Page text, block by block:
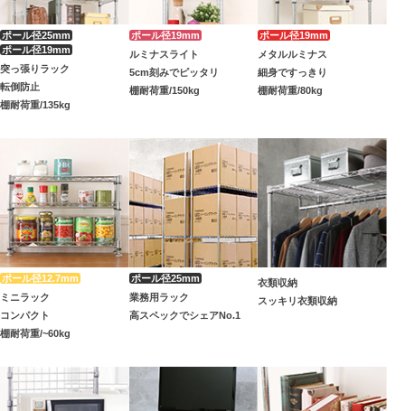
突っ張りラック
転倒防止
棚耐荷重/135kg
ルミナスライト
5cm刻みでピッタリ
棚耐荷重/150kg
メタルルミナス
細身ですっきり
棚耐荷重/80kg
ミニラック
コンパクト
棚耐荷重/~60kg
業務用ラック
高スペックでシェアNo.1
衣類収納
スッキリ衣類収納